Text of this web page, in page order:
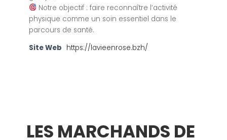
Notre objectif : faire reconnaître l’activité
physique comme un soin essentiel dans le
parcours de santé.
Site Web https://lavieenrose.bzh/
LES MARCHANDS DE